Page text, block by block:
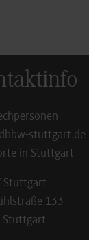
stuttgart.de
in Stuttgart
Stuttgart
133
Stuttgart